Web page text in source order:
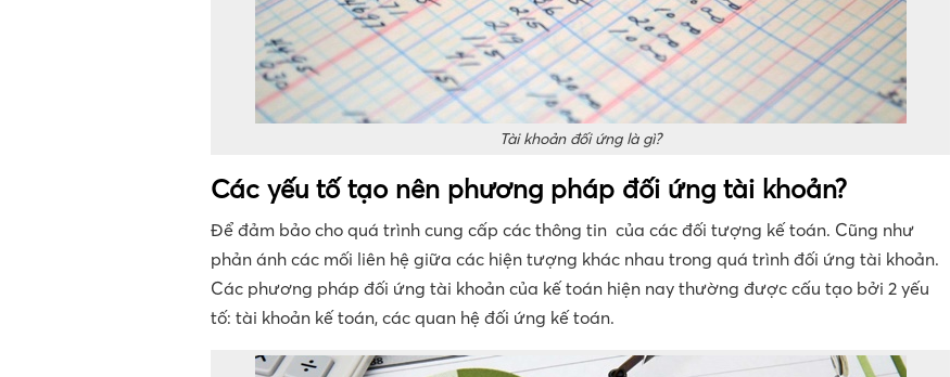
Tài khoản đối ứng là gì?
Các yếu tố tạo nên phương pháp đối ứng tài khoản?
Để đảm bảo cho quá trình cung cấp các thông tin của các đối tượng kế toán. Cũng như
phản ánh các mối liên hệ giữa các hiện tượng khác nhau trong quá trình đối ứng tài khoản.
Các phương pháp đối ứng tài khoản của kế toán hiện nay thường được cấu tạo bởi 2 yếu
tố: tài khoản kế toán, các quan hệ đối ứng kế toán.